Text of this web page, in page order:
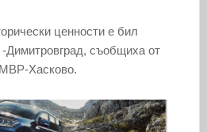
ценности е бил
съобщиха от
Хасково.